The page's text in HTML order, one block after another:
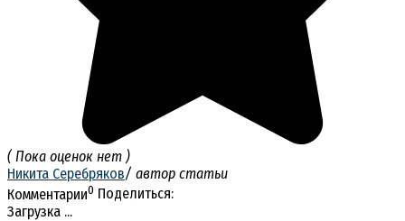
( Пока оценок нет )
Никита Серебряков/ автор статьи
Комментарии0 Поделиться:
Загрузка ...